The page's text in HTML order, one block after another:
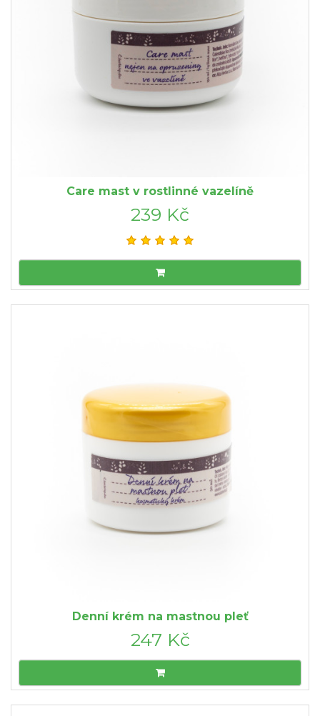
Care mast v rostlinné vazelíně
239 Kč
Denní krém na mastnou pleť
247 Kč